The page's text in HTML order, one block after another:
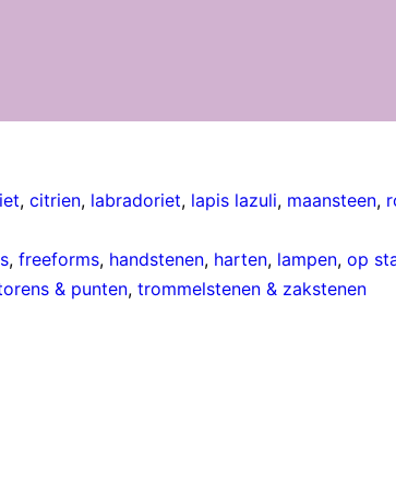
, citrien, labradoriet, lapis lazuli, maansteen,
, freeforms, handstenen, harten, lampen, op
& punten, trommelstenen & zakstenen